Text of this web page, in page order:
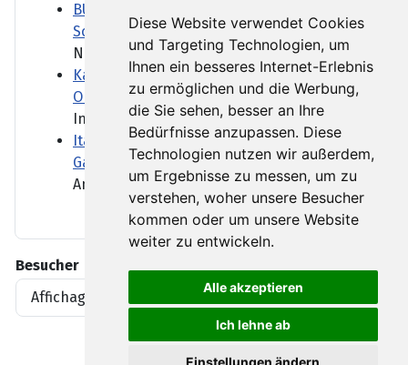
Diese Website verwendet Cookies
und Targeting Technologien, um
Ihnen ein besseres Internet-Erlebnis
zu ermöglichen und die Werbung,
die Sie sehen, besser an Ihre
Bedürfnisse anzupassen. Diese
Technologien nutzen wir außerdem,
um Ergebnisse zu messen, um zu
verstehen, woher unsere Besucher
kommen oder um unsere Website
weiter zu entwickeln.
Alle akzeptieren
Ich lehne ab
Einstellungen ändern
BUND kritisiert Lockerung des
Sonntagsfahrverbots für Lkw
Niedrigwasser in deutschen...
Kann der neue britische Premier Burnham
Obdachlosigkeit beenden?
In seiner ersten Rede als...
Italien: Waldbrand am Westufer des
Gardasees ausgebrochen
Am bei Urlaubern beliebten...
Besucher
Affichages d'articles